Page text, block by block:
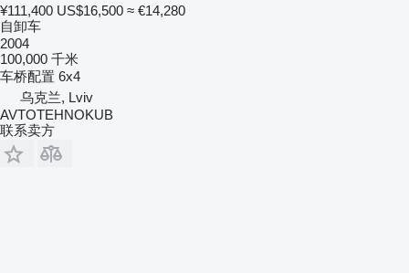
¥111,400 US$16,500 ≈ €14,280
自卸车
2004
100,000 千米
车桥配置 6x4
乌克兰, Lviv
AVTOTEHNOKUB
联系卖方